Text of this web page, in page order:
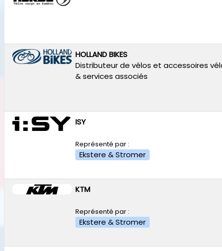
HOLLAND BIKES
Distributeur de vélos et accessoires
& services associés
ISY
Représenté par :
Ekstere & Stromer
KTM
Représenté par :
Ekstere & Stromer